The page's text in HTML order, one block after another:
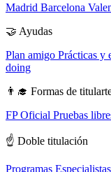
Madrid Barcelona
🤝 Ayudas
Plan amigo Prácticas y
doing
👨‍🎓 Formas de
FP Oficial Pruebas
☝️ Doble titulación
Programas Especialistas